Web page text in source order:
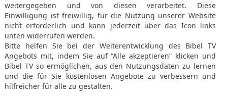
1. SAMUEL 19 IN DER SLT LESEN
© 2000 Genfer Bibelgesellschaft
1 Sam 19 1 in der New International Version
all the attendants to kill David. But